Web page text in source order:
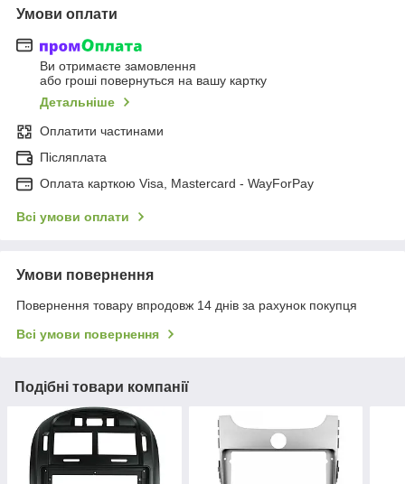
Умови оплати
Ви отримаєте замовлення
або гроші повернуться на вашу картку
Детальніше
Оплатити частинами
Післяплата
Оплата карткою Visa, Mastercard - WayForPay
Всі умови оплати
Умови повернення
Повернення товару впродовж 14 днів за рахунок покупця
Всі умови повернення
Подібні товари компанії